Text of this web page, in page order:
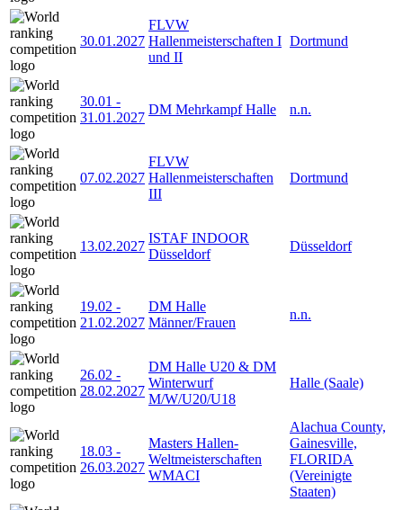
30.01.2027
FLVW
Hallenmeisterschaften I
und II
Dortmund
30.01 -
31.01.2027
DM Mehrkampf Halle n.n.
07.02.2027
FLVW
Hallenmeisterschaften
III
Dortmund
13.02.2027
ISTAF INDOOR
Düsseldorf
Düsseldorf
19.02 -
21.02.2027
DM Halle
Männer/Frauen
n.n.
26.02 -
28.02.2027
DM Halle U20 & DM
Winterwurf
M/W/U20/U18
Halle (Saale)
18.03 -
26.03.2027
Masters Hallen-
Weltmeisterschaften
WMACI
Alachua County,
Gainesville,
FLORIDA
(Vereinigte
Staaten)